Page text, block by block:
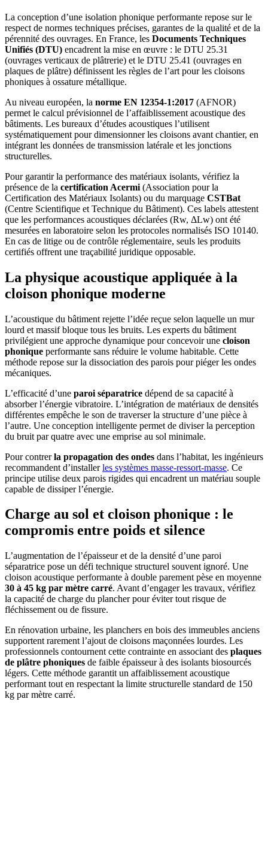
La conception d’une isolation phonique performante repose sur le
respect de normes techniques précises, garantes de la qualité et de la
pérennité des ouvrages. En France, les Documents Techniques
Unifiés (DTU) encadrent la mise en œuvre : le DTU 25.31
(ouvrages verticaux de plâtrerie) et le DTU 25.41 (ouvrages en
plaques de plâtre) définissent les règles de l’art pour les cloisons
phoniques à ossature métallique.
Au niveau européen, la norme EN 12354-1:2017 (AFNOR)
permet le calcul prévisionnel de l’affaiblissement acoustique des
bâtiments. Les bureaux d’études acoustiques l’utilisent
systématiquement pour dimensionner les cloisons avant chantier, en
intégrant les données de transmission latérale et les jonctions
structurelles.
Pour garantir la performance des matériaux isolants, vérifiez la
présence de la certification Acermi (Association pour la
Certification des Matériaux Isolants) ou du marquage CSTBat
(Centre Scientifique et Technique du Bâtiment). Ces labels attestent
que les performances acoustiques déclarées (Rw, ΔLw) ont été
mesurées en laboratoire selon les protocoles normalisés ISO 10140.
En cas de litige ou de contrôle réglementaire, seuls les produits
certifiés offrent une traçabilité juridique opposable.
La physique acoustique appliquée à la
cloison phonique moderne
L’acoustique du bâtiment rejette l’idée reçue selon laquelle un mur
lourd et massif bloque tous les bruits. Les experts du bâtiment
privilégient une approche dynamique pour concevoir une cloison
phonique performante sans réduire le volume habitable. Cette
méthode repose sur la dissociation des parois pour piéger les ondes
mécaniques.
L’efficacité d’une paroi séparatrice dépend de sa capacité à
absorber l’énergie vibratoire. L’intégration de matériaux de densités
différentes empêche le son de traverser la structure d’une pièce à
l’autre. Une conception intelligente permet de diviser la perception
du bruit par quatre avec une emprise au sol minimale.
Pour contrerla propagation des ondes dans l’habitat, les ingénieurs
recommandent d’installerles systèmes masse-ressort-masse. Ce
principe utilise deux parois rigides qui encadrent un matériau souple
capable de dissiper l’énergie.
Charge au sol et cloison phonique : le
compromis entre poids et silence
L’augmentation de l’épaisseur et de la densité d’une paroi
séparatrice pose un défi technique structurel souvent ignoré. Une
cloison acoustique performante à double parement pèse en moyenne
30 à 45 kg par mètre carré. Avant d’engager les travaux, vérifiez
la capacité de charge du plancher pour éviter tout risque de
fléchissement ou de fissure.
En rénovation urbaine, les planchers en bois des immeubles anciens
supportent rarement l’ajout de cloisons maçonnées lourdes. Les
professionnels contournent cette contrainte en associant des plaques
de plâtre phoniques de faible épaisseur à des isolants biosourcés
légers. Cette méthode garantit un affaiblissement acoustique
performant tout en respectant la limite structurelle standard de 150
kg par mètre carré.